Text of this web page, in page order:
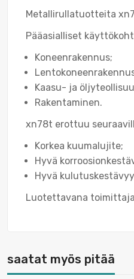
Metallirullatuotteita
Pääasialliset
Koneenrakennus;
Kaasu- ja
Rakentaminen.
xn78t erottuu
Korkea kuumalujite;
Hyvä
Hyvä
Luotettavana
saatat myös pitää